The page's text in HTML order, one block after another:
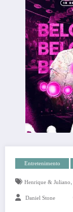
Entretenimento
Henrique & Juliano,
Daniel Stone